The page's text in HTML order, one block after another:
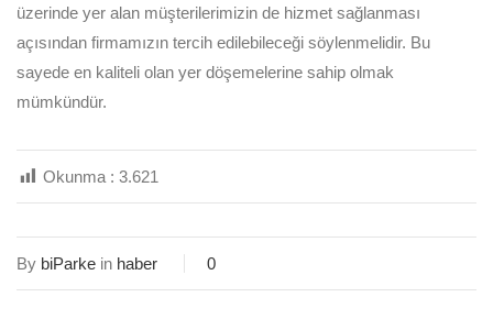
üzerinde yer alan müşterilerimizin de hizmet sağlanması
açısından firmamızın tercih edilebileceği söylenmelidir. Bu
sayede en kaliteli olan yer döşemelerine sahip olmak
mümkündür.
Okunma : 3.621
By biParke in haber 0